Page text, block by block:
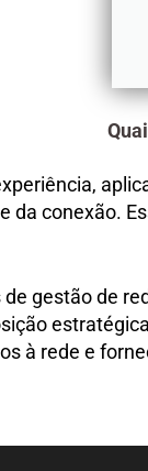
da conexão.
gestão de
à rede e